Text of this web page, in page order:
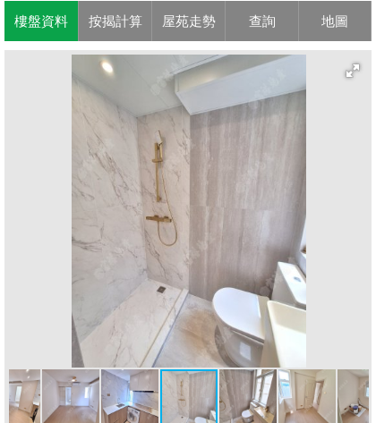
樓盤資料 按揭計算 屋苑走勢 查詢 地圖